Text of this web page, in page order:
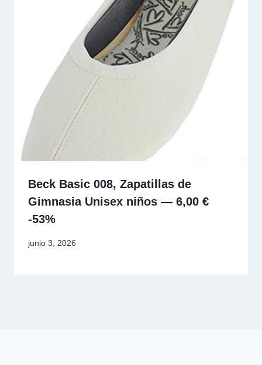
Beck Basic 008, Zapatillas de
Gimnasia Unisex niños — 6,00 €
-53%
junio 3, 2026